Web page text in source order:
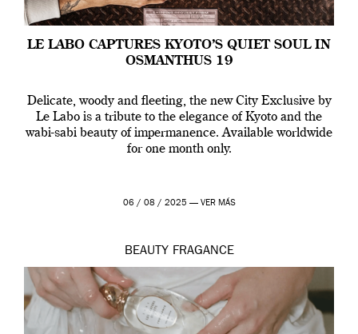
LE LABO CAPTURES KYOTO’S QUIET SOUL IN
OSMANTHUS 19
Delicate, woody and fleeting, the new City Exclusive by
Le Labo is a tribute to the elegance of Kyoto and the
wabi-sabi beauty of impermanence. Available worldwide
for one month only.
06 / 08 / 2025 — VER MÁS
BEAUTY FRAGANCE